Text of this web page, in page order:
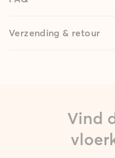
Verzending & retour
Vind